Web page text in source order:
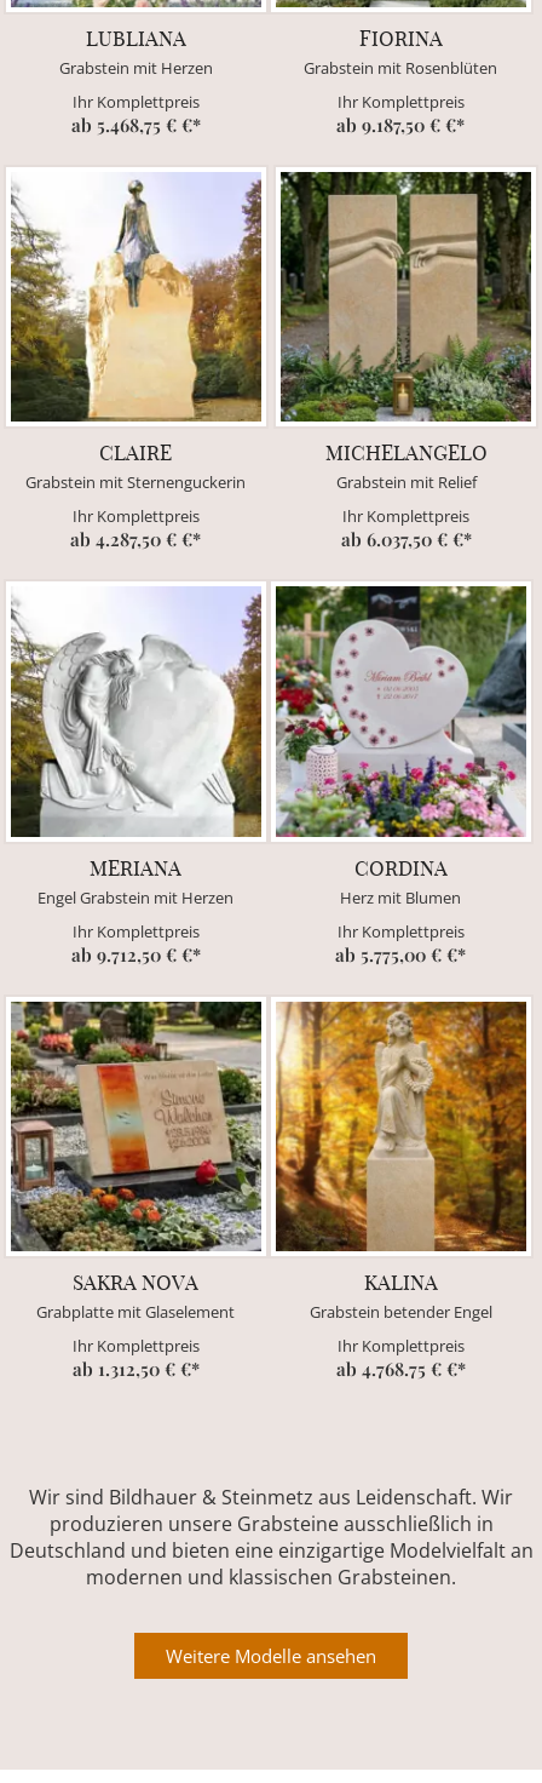
LUBLIANA
Grabstein mit Herzen
Ihr Komplettpreis
ab 5.468,75 € €*
FIORINA
Grabstein mit Rosenblüten
Ihr Komplettpreis
ab 9.187,50 € €*
CLAIRE
Grabstein mit Sternenguckerin
Ihr Komplettpreis
ab 4.287,50 € €*
MICHELANGELO
Grabstein mit Relief
Ihr Komplettpreis
ab 6.037,50 € €*
MERIANA
Engel Grabstein mit Herzen
Ihr Komplettpreis
ab 9.712,50 € €*
CORDINA
Herz mit Blumen
Ihr Komplettpreis
ab 5.775,00 € €*
SAKRA NOVA
Grabplatte mit Glaselement
Ihr Komplettpreis
ab 1.312,50 € €*
KALINA
Grabstein betender Engel
Ihr Komplettpreis
ab 4.768.75 € €*
Wir sind Bildhauer & Steinmetz aus Leidenschaft. Wir
produzieren unsere Grabsteine ausschließlich in
Deutschland und bieten eine einzigartige Modelvielfalt an
modernen und klassischen Grabsteinen.
Weitere Modelle ansehen